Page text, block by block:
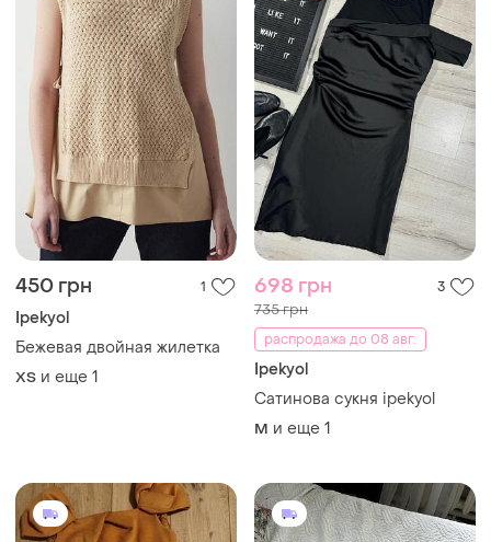
450 грн 1
Ipekyol
Бежевая двойная жилетка
ХS и еще 1
698 грн 3
735 грн
распродажа до 08 авг.
Ipekyol
Сатинова сукня ipekyol
M и еще 1